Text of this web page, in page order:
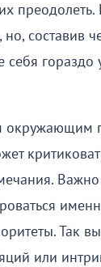
преодолеть.
но, составив
себя гораздо
окружающим
Так
или